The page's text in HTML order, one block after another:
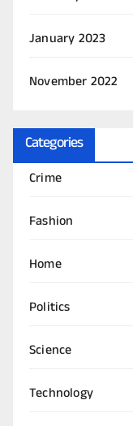
January 2023
November 2022
Categories
Crime
Fashion
Home
Politics
Science
Technology